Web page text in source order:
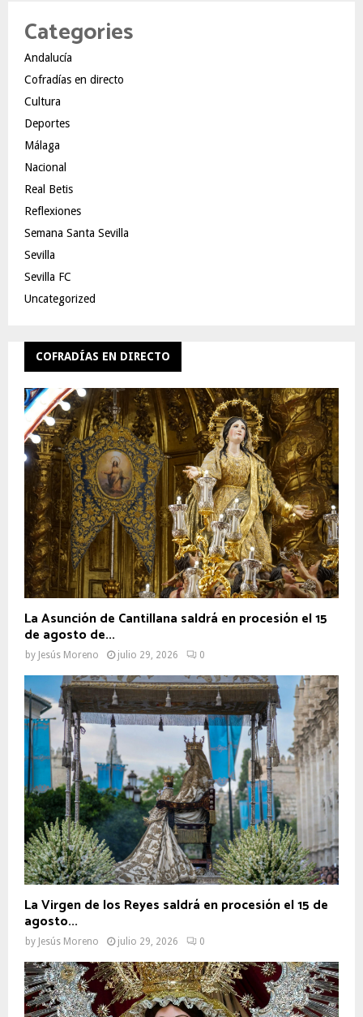
Categories
Andalucía
Cofradías en directo
Cultura
Deportes
Málaga
Nacional
Real Betis
Reflexiones
Semana Santa Sevilla
Sevilla
Sevilla FC
Uncategorized
COFRADÍAS EN DIRECTO
La Asunción de Cantillana saldrá en procesión el 15
de agosto de...
by Jesús Moreno julio 29, 2026 0
La Virgen de los Reyes saldrá en procesión el 15 de
agosto...
by Jesús Moreno julio 29, 2026 0